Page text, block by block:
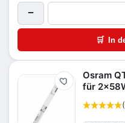
−
🛒 In
Merken
Osram
für